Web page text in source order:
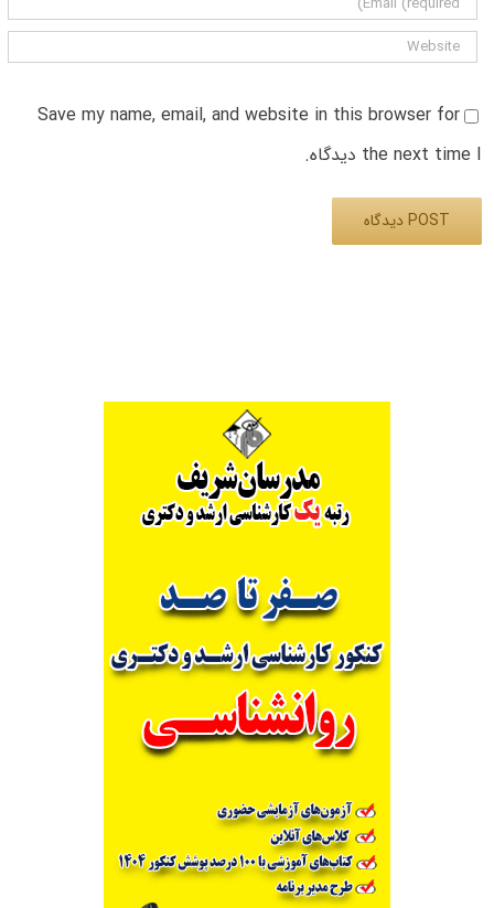
Save my name, email, and website in this browser for
the next time I دیدگاه.